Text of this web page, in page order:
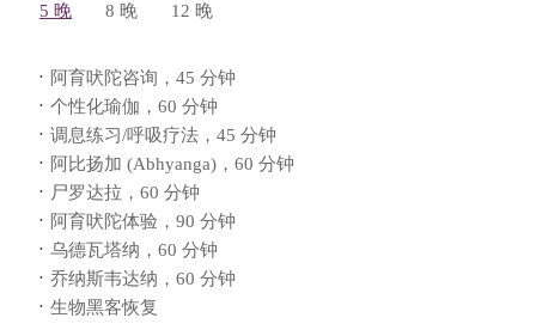
5 晚 8 晚 12 晚
阿育吠陀咨询，45 分钟
个性化瑜伽，60 分钟
调息练习/呼吸疗法，45 分钟
阿比扬加 (Abhyanga)，60 分钟
尸罗达拉，60 分钟
阿育吠陀体验，90 分钟
乌德瓦塔纳，60 分钟
乔纳斯韦达纳，60 分钟
生物黑客恢复